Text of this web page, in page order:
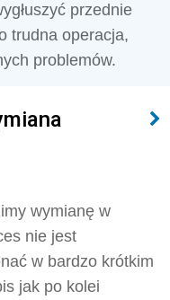
przednie
trudna operacja,
problemów.
wymianę w
nie jest
w bardzo krótkim
jak po kolei